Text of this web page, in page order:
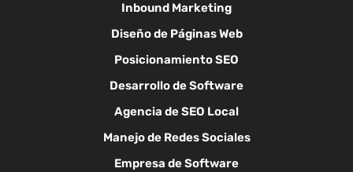
Inbound Marketing
Diseño de Páginas Web
Posicionamiento SEO
Desarrollo de Software
Agencia de SEO Local
Manejo de Redes Sociales
Empresa de Software